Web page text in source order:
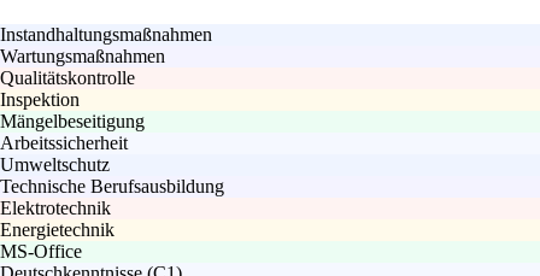
Instandhaltungsmaßnahmen
Wartungsmaßnahmen
Qualitätskontrolle
Inspektion
Mängelbeseitigung
Arbeitssicherheit
Umweltschutz
Technische Berufsausbildung
Elektrotechnik
Energietechnik
MS-Office